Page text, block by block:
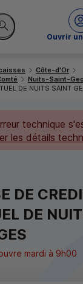
Rechercher sur le site
Ouvrir
Côte-d'Or
Nuits-Saint-
DE NUITS SAINT
technique
les détails
précédente
DE
DE
mardi à 9h00